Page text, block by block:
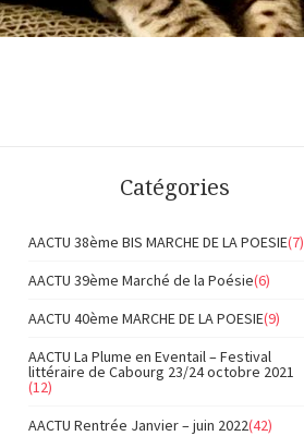
Catégories
AACTU 38ème BIS MARCHE DE LA POESIE(7)
AACTU 39ème Marché de la Poésie(6)
AACTU 40ème MARCHE DE LA POESIE(9)
AACTU La Plume en Eventail – Festival
littéraire de Cabourg 23/24 octobre 2021
(12)
AACTU Rentrée Janvier – juin 2022(42)